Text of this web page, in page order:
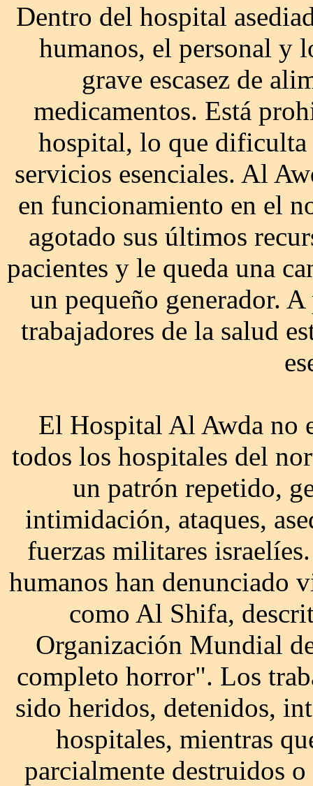
Dentro del hospital
humanos, el personal y
grave escasez de
medicamentos. Está
hospital, lo que dificulta
servicios esenciales. Al
en funcionamiento en el
agotado sus últimos
pacientes y le queda una
un pequeño generador.
trabajadores de la salud
El Hospital Al Awda no
todos los hospitales del
un patrón repetido,
intimidación, ataques,
fuerzas militares
humanos han denunciado
como Al Shifa,
Organización Mundial
completo horror". Los
sido heridos, detenidos,
hospitales, mientras
parcialmente destruidos